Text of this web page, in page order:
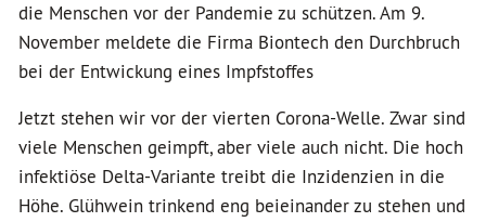
die Menschen vor der Pandemie zu schützen. Am 9.
November meldete die Firma Biontech den Durchbruch
bei der Entwickung eines Impfstoffes
Jetzt stehen wir vor der vierten Corona-Welle. Zwar sind
viele Menschen geimpft, aber viele auch nicht. Die hoch
infektiöse Delta-Variante treibt die Inzidenzien in die
Höhe. Glühwein trinkend eng beieinander zu stehen und